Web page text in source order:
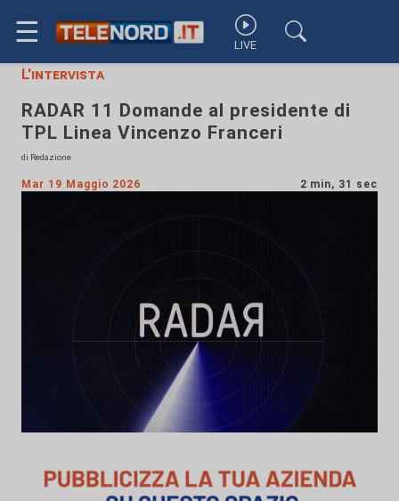
☰ LIVE
L'intervista
RADAR 11 Domande al presidente di
TPL Linea Vincenzo Franceri
di Redazione
Mar 19 Maggio 2026 2 min, 31 sec